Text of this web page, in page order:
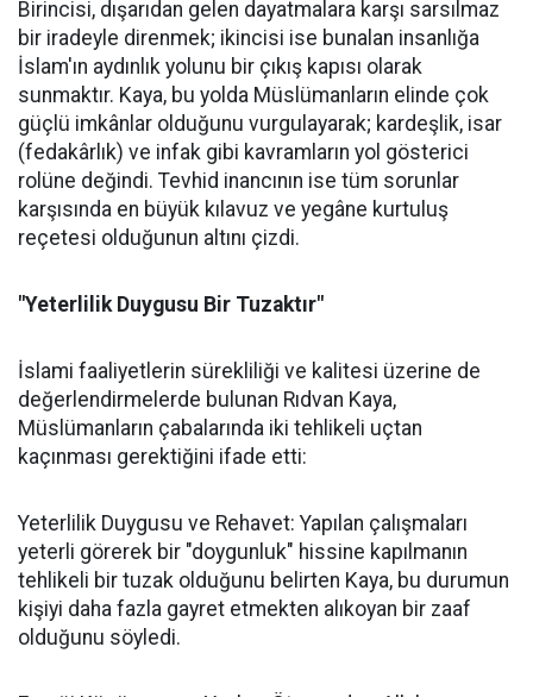
Birincisi, dışarıdan gelen dayatmalara karşı sarsılmaz
bir iradeyle direnmek; ikincisi ise bunalan insanlığa
İslam'ın aydınlık yolunu bir çıkış kapısı olarak
sunmaktır. Kaya, bu yolda Müslümanların elinde çok
güçlü imkânlar olduğunu vurgulayarak; kardeşlik, isar
(fedakârlık) ve infak gibi kavramların yol gösterici
rolüne değindi. Tevhid inancının ise tüm sorunlar
karşısında en büyük kılavuz ve yegâne kurtuluş
reçetesi olduğunun altını çizdi.
"Yeterlilik Duygusu Bir Tuzaktır"
İslami faaliyetlerin sürekliliği ve kalitesi üzerine de
değerlendirmelerde bulunan Rıdvan Kaya,
Müslümanların çabalarında iki tehlikeli uçtan
kaçınması gerektiğini ifade etti:
Yeterlilik Duygusu ve Rehavet: Yapılan çalışmaları
yeterli görerek bir "doygunluk" hissine kapılmanın
tehlikeli bir tuzak olduğunu belirten Kaya, bu durumun
kişiyi daha fazla gayret etmekten alıkoyan bir zaaf
olduğunu söyledi.